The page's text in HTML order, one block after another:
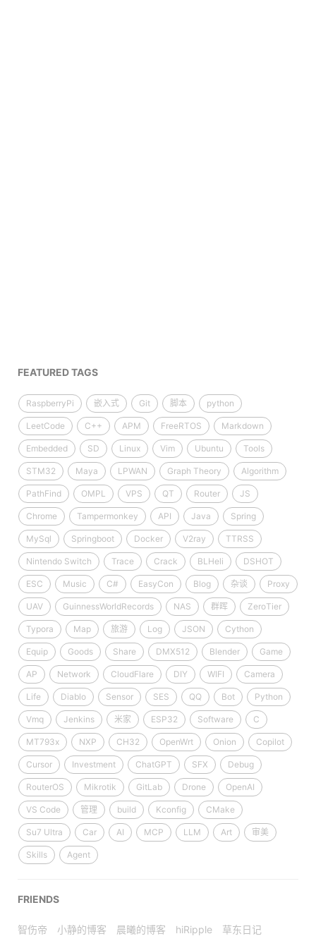
FEATURED TAGS
RaspberryPi 嵌入式 Git 脚本 python
LeetCode C++ APM FreeRTOS Markdown
Embedded SD Linux Vim Ubuntu Tools
STM32 Maya LPWAN Graph Theory Algorithm
PathFind OMPL VPS QT Router JS
Chrome Tampermonkey API Java Spring
MySql Springboot Docker V2ray TTRSS
Nintendo Switch Trace Crack BLHeli DSHOT
ESC Music C# EasyCon Blog 杂谈 Proxy
UAV GuinnessWorldRecords NAS 群晖 ZeroTier
Typora Map 旅游 Log JSON Cython
Equip Goods Share DMX512 Blender Game
AP Network CloudFlare DIY WIFI Camera
Life Diablo Sensor SES QQ Bot Python
Vmq Jenkins 米家 ESP32 Software C
MT793x NXP CH32 OpenWrt Onion Copilot
Cursor Investment ChatGPT SFX Debug
RouterOS Mikrotik GitLab Drone OpenAI
VS Code 管理 build Kconfig CMake
Su7 Ultra Car AI MCP LLM Art 审美
Skills Agent
FRIENDS
智伤帝 小静的博客 晨曦的博客 hiRipple
草东日记